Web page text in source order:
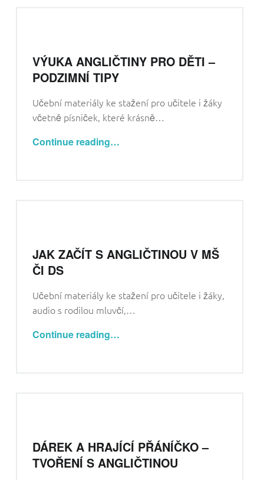
VÝUKA ANGLIČTINY PRO DĚTI –
PODZIMNÍ TIPY
Učební materiály ke stažení pro učitele i žáky
včetně písniček, které krásně…
Continue reading“Výuka angličtiny pro děti – podzimní tipy”
…
JAK ZAČÍT S ANGLIČTINOU V MŠ
ČI DS
Učební materiály ke stažení pro učitele i žáky,
audio s rodilou mluvčí,…
Continue reading“Jak začít s angličtinou v MŠ či DS”
…
DÁREK A HRAJÍCÍ PŘÁNÍČKO –
TVOŘENÍ S ANGLIČTINOU